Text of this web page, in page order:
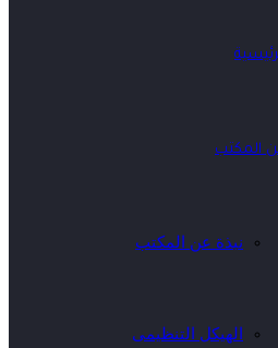
المكتب
نبذة عن المكتب
الهيكل التنظيمى